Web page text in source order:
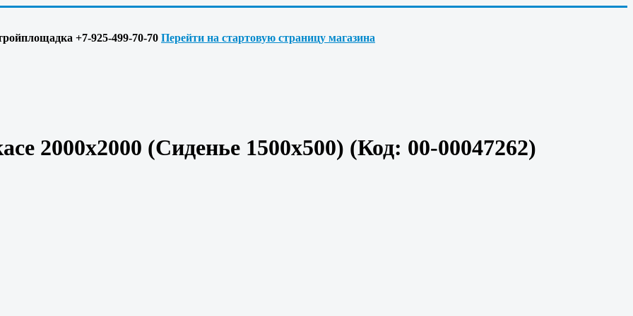
+7-925-499-70-70 Перейти на стартовую страницу магазина
2000х2000 (Сиденье 1500х500) (Код: 00-00047262)